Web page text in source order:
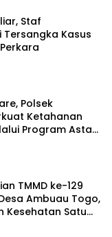
Staf
Tersangka Kasus
Polsek
Ketahanan
Program Asta
TMMD ke-129
Ambuau Togo,
Kesehatan Satu